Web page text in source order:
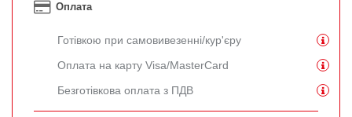
Оплата
Готівкою при самовивезенні/кур'єру
Оплата на карту Visa/MasterCard
Безготівкова оплата з ПДВ